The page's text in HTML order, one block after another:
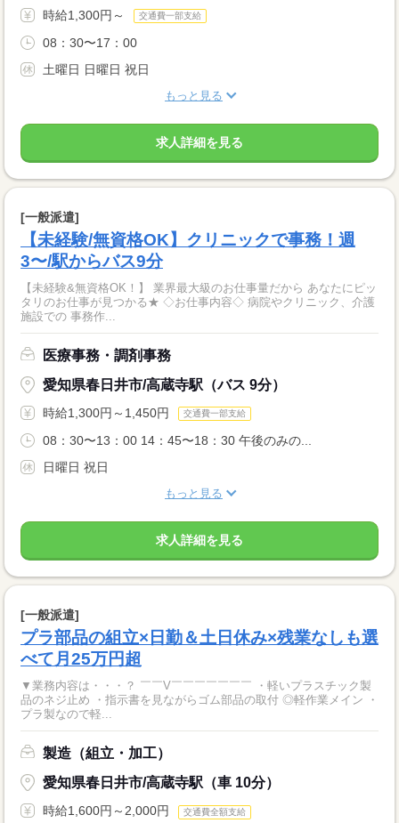
時給1,300円～ 交通費一部支給
08：30〜17：00
土曜日 日曜日 祝日
もっと見る
求人詳細を見る
[一般派遣]
【未経験/無資格OK】クリニックで事務！週
3〜/駅からバス9分
【未経験&無資格OK！】 業界最大級のお仕事量だから あなたにピッ
タリのお仕事が見つかる★ ◇お仕事内容◇ 病院やクリニック、介護
施設での 事務作...
医療事務・調剤事務
愛知県春日井市/高蔵寺駅（バス 9分）
時給1,300円～1,450円 交通費一部支給
08：30〜13：00 14：45〜18：30 午後のみの...
日曜日 祝日
もっと見る
求人詳細を見る
[一般派遣]
プラ部品の組立×日勤＆土日休み×残業なしも選
べて月25万円超
▼業務内容は・・・？ ￣￣V￣￣￣￣￣￣￣ ・軽いプラスチック製
品のネジ止め ・指示書を見ながらゴム部品の取付 ◎軽作業メイン ・
プラ製なので軽...
製造（組立・加工）
愛知県春日井市/高蔵寺駅（車 10分）
時給1,600円～2,000円 交通費全額支給